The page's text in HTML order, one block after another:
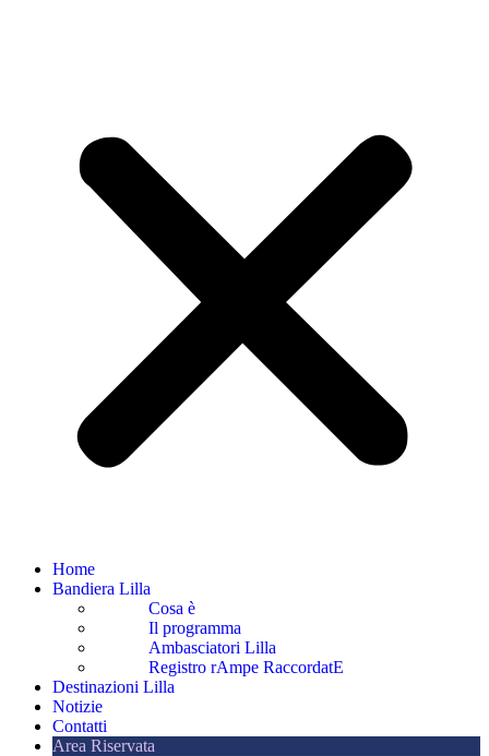
Home
Bandiera Lilla
Cosa è
Il programma
Ambasciatori Lilla
Registro rAmpe RaccordatE
Destinazioni Lilla
Notizie
Contatti
Area Riservata